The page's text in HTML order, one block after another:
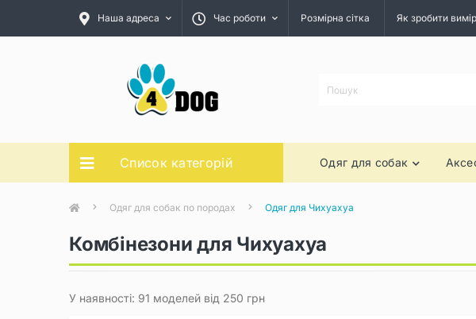
Наша адреса Час роботи Розмірна сітка Як зробити
Список категорій Одяг для собак
Одяг для собак по породах Одяг для Чихуахуа
Комбінезони для Чихуахуа
У наявності: 91 моделей від 250 грн